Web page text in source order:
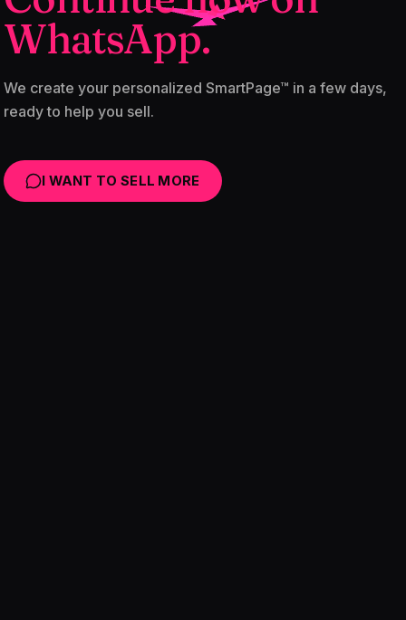
WhatsApp.
We create your personalized SmartPage™ in a few days,
ready to help you sell.
I WANT TO SELL MORE